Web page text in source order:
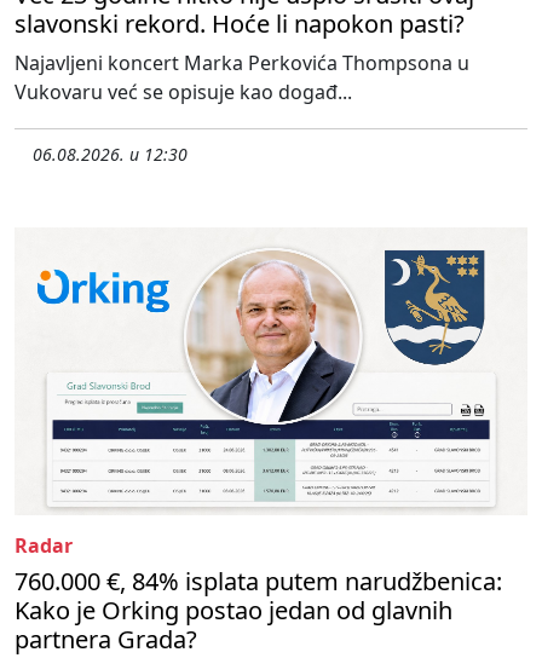
slavonski rekord. Hoće li napokon pasti?
Najavljeni koncert Marka Perkovića Thompsona u
Vukovaru već se opisuje kao događ...
06.08.2026. u 12:30
Radar
760.000 €, 84% isplata putem narudžbenica:
Kako je Orking postao jedan od glavnih
partnera Grada?